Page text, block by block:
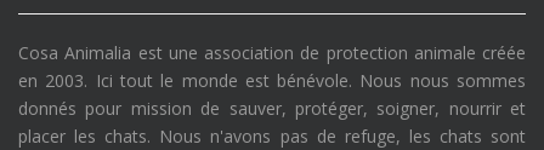
Cosa Animalia est une association de protection animale créée
en 2003. Ici tout le monde est bénévole. Nous nous sommes
donnés pour mission de sauver, protéger, soigner, nourrir et
placer les chats. Nous n'avons pas de refuge, les chats sont